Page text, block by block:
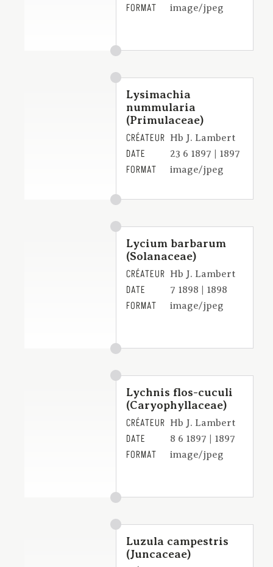
FORMAT image/jpeg
Lysimachia
nummularia
(Primulaceae)
CRÉATEUR Hb J. Lambert
DATE 23 6 1897 | 1897
FORMAT image/jpeg
Lycium barbarum
(Solanaceae)
CRÉATEUR Hb J. Lambert
DATE 7 1898 | 1898
FORMAT image/jpeg
Lychnis flos-cuculi
(Caryophyllaceae)
CRÉATEUR Hb J. Lambert
DATE 8 6 1897 | 1897
FORMAT image/jpeg
Luzula campestris
(Juncaceae)